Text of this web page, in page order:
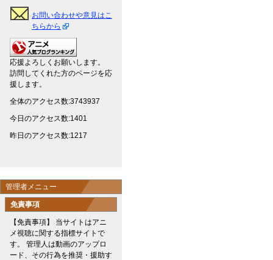
お問い合わせや意見はこ
ちらから
応援よろしくお願いします。
訪問してくれた方のページを応
援します。
全体のアクセス数:3743937
今日のアクセス数:1401
昨日のアクセス数:1217
管理者メニュー
免責事項
【免責事項】 当サイトはアニ
メ視聴に関する指標サイトで
す。 管理人は動画のアップロ
ード、その行為を推奨・援助す